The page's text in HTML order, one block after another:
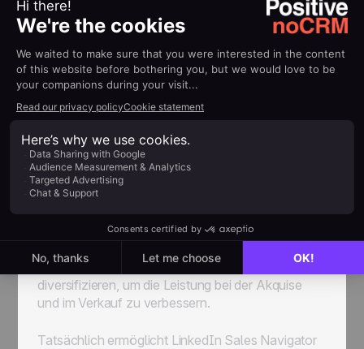
Auf diese Weise stellen Sie sicher, dass ihre
Kaltanrufe konsistent sind und dass sie keine
wichtigen Fragen vergessen. Es verbessert auch
die Zeiteffizienz, da sie während der Kaltanrufe
nur Kontrollkästchen aktivieren oder dedizierte
Textfelder ausfüllen müssen.
Das Vertriebstool LinkedIn Sales
Navigator zur Diversifizierung der
Kontaktkanäle
LinkedIn Sales Navigator wurde entwickelt, um
Ihren Vertriebsteams zu helfen, Social Selling zu
optimieren, indem sie ihre Kontaktkanäle
diversifizieren, um die Leistung bei der Akquise
und im Verkauf zu verbessern.
Tatsächlich ermöglicht LinkedIn Sales Navigator